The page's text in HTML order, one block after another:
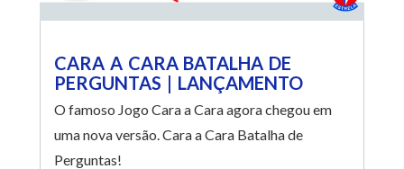
CARA A CARA BATALHA DE
PERGUNTAS | LANÇAMENTO
O famoso Jogo Cara a Cara agora chegou em
uma nova versão. Cara a Cara Batalha de
Perguntas!